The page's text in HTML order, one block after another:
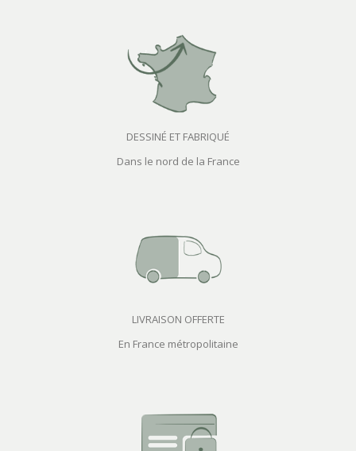
DESSINÉ ET FABRIQUÉ
Dans le nord de la France
LIVRAISON OFFERTE
En France métropolitaine